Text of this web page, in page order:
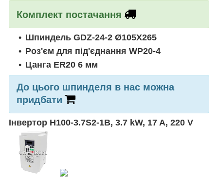
Комплект постачання
Шпиндель GDZ-24-2 Ø105X265
Роз'єм для під'єднання WP20-4
Цанга ER20 6 мм
До цього шпинделя в нас можна
придбати
Інвертор H100-3.7S2-1B, 3.7 kW, 17 A, 220 V